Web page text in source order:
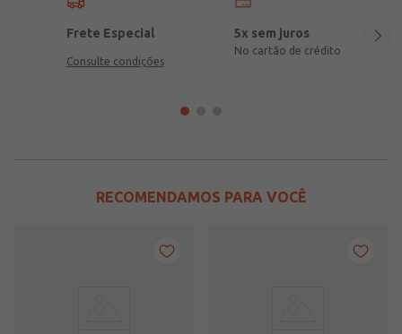
Frete Especial
Consulte condições
5x sem juros
No cartão de crédito
RECOMENDAMOS PARA VOCÊ